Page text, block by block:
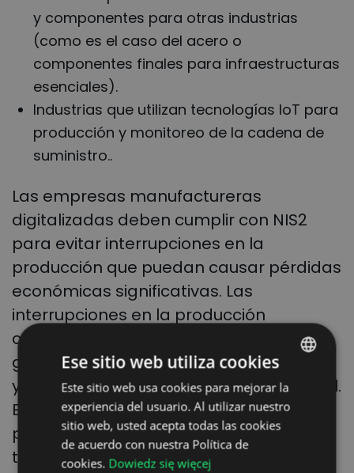
y componentes para otras industrias
(como es el caso del acero o
componentes finales para infraestructuras
esenciales).
Industrias que utilizan tecnologías IoT para
producción y monitoreo de la cadena de
suministro..
Las empresas manufactureras
digitalizadas deben cumplir con NIS2
para evitar interrupciones en la
producción que puedan causar pérdidas
económicas significativas. Las
interrupciones en la producción
causadas por ciberataques pueden
generar enormes pérdidas económicas
y afectar la cadena de suministro global.
En el caso de industrias con sistemas de
producción basados en IoT y otras
tecnologías avanzadas, deben
POLISH
ENGLISH
Ese sitio web utiliza cookies
Este sitio web usa cookies para mejorar la
experiencia del usuario. Al utilizar nuestro
sitio web, usted acepta todas las cookies
de acuerdo con nuestra Política de
cookies. Dowiedz się więcej